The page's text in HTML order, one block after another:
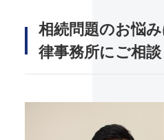
相続問題のお悩
律事務所にご相